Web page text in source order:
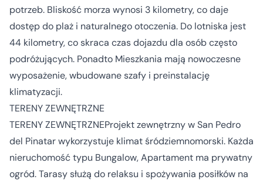
potrzeb. Bliskość morza wynosi 3 kilometry, co daje
dostęp do plaż i naturalnego otoczenia. Do lotniska jest
44 kilometry, co skraca czas dojazdu dla osób często
podróżujących. Ponadto Mieszkania mają nowoczesne
wyposażenie, wbudowane szafy i preinstalację
klimatyzacji.
TERENY ZEWNĘTRZNE
TERENY ZEWNĘTRZNEProjekt zewnętrzny w San Pedro
del Pinatar wykorzystuje klimat śródziemnomorski. Każda
nieruchomość typu Bungalow, Apartament ma prywatny
ogród. Tarasy służą do relaksu i spożywania posiłków na